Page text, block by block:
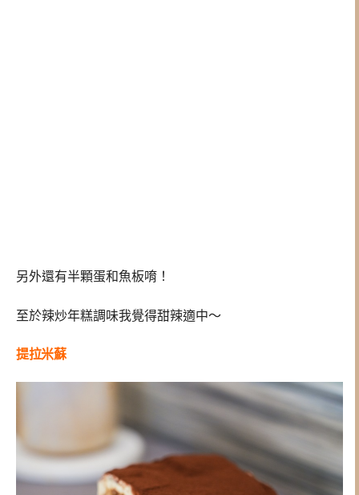
另外還有半顆蛋和魚板唷！
至於辣炒年糕調味我覺得甜辣適中～
提拉米蘇